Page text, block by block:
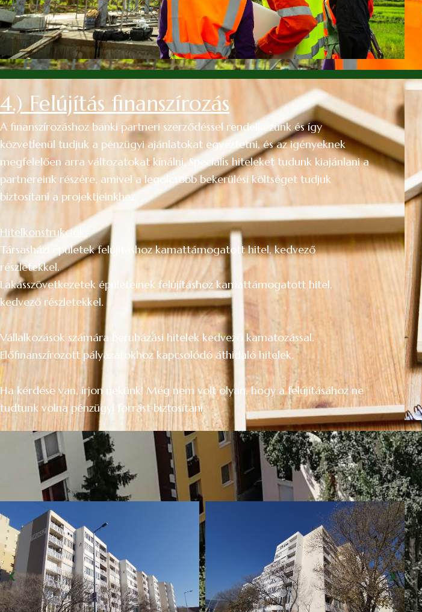
4.) Felújítás finanszírozás
A finanszírozáshoz banki partneri szerződéssel rendelkezünk és így
közvetlenül tudjuk a pénzügyi ajánlatokat egyeztetni, és az igényeknek
megfelelően arra változatokat kínálni. Speciális hiteleket tudunk kiajánlani a
partnereink részére, amivel a legolcsóbb bekerülési költséget tudjuk
biztosítani a projektjeinkhez.
Hitelkonstrukciók:
Társasházi épületek felújításhoz kamattámogatott hitel, kedvező
részletekkel.
Lakásszövetkezetek épületeinek felújításhoz kamattámogatott hitel,
kedvező részletekkel.
Vállalkozások számára beruházási hitelek kedvező kamatozással.
Előfinanszírozott pályázatokhoz kapcsolódó áthidaló hitelek.
Ha kérdése van, írjon nekünk! Még nem volt olyan, hogy a felújításához ne
tudtunk volna pénzügyi forrást biztosítani.